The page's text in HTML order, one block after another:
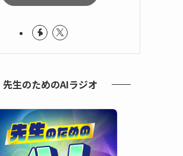
先生のためのAIラジオ